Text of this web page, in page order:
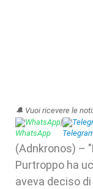
🔔 Vuoi ricevere le
WhatsApp|
(Adnkronos) –
Purtroppo ha
aveva deciso